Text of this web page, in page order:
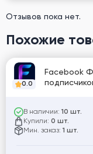
Отзывов пока нет.
Похожие
0.0
Facebook
В наличии: 10 шт.
Купили: 0 шт.
Мин. заказ: 1 шт.